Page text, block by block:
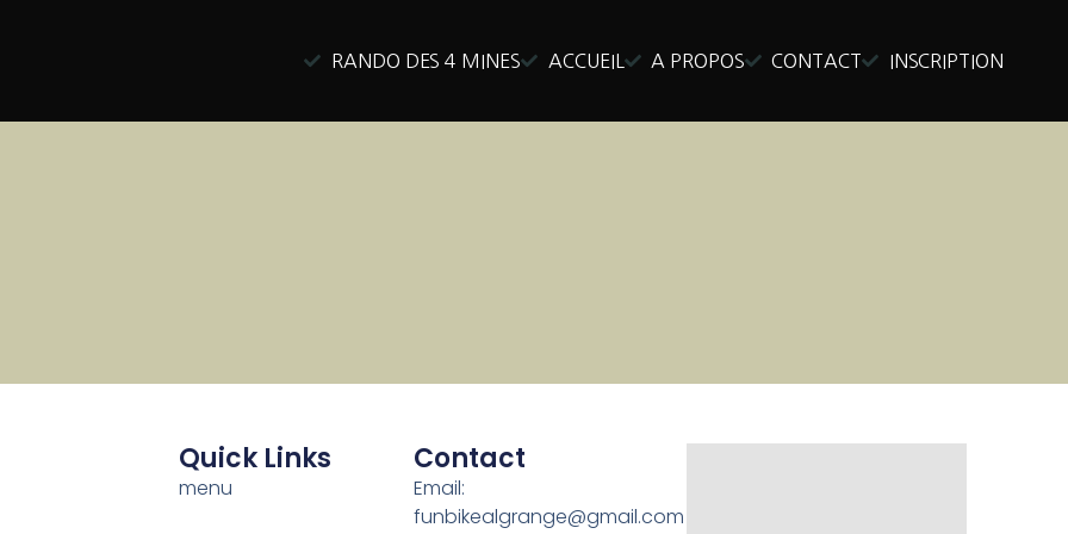
RANDO DES 4 MINES ACCUEIL A PROPOS CONTACT INSCRIPTION
Quick Links
menu
Contact
Email:
funbikealgrange@gmail.com